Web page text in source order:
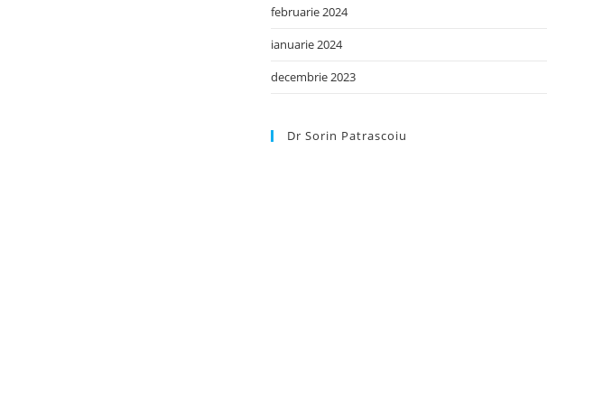
februarie 2024
ianuarie 2024
decembrie 2023
Dr Sorin Patrascoiu